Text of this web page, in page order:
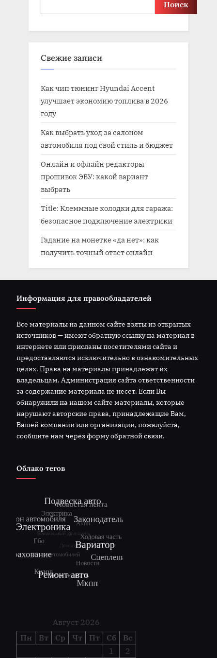
Поиск
Свежие записи
Как чип тюнинг Hyundai Accent
улучшает экономию топлива в 2026
году
Как выбрать уход за салоном
автомобиля под свой стиль и бюджет
Онлайн и офлайн редакторы
прошивок ЭБУ: какой вариант
выбрать
Title: Клеммные колодки для гаража:
безопасное подключение электрики
Гадание на монетке «да нет»: как
получить точный ответ онлайн
Информация для правообладателей
Все материалы на данном сайте взяты из открытых
источников — имеют обратную ссылку на материал в
интернете или присланы посетителями сайта и
предоставляются исключительно в ознакомительных
целях. Права на материалы принадлежат их
владельцам. Администрация сайта ответственности
за содержание материала не несет. Если Вы
обнаружили на нашем сайте материалы, которые
нарушают авторские права, принадлежащие Вам,
Вашей компании или организации, пожалуйста,
сообщите нам через форму обратной связи.
Облако тегов
Август 2026
Пн
Вт Ср Чт Пт Сб
Вс
1
2